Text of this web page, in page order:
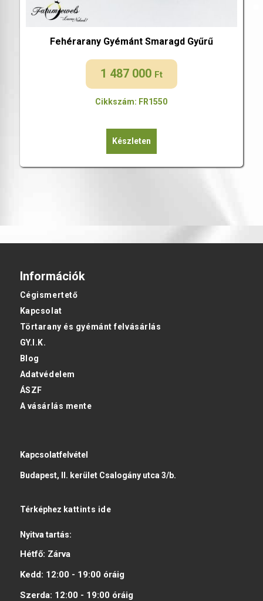
Fehérarany Gyémánt Smaragd Gyűrű
1 487 000 Ft
Cikkszám: FR1550
Készleten
Információk
Cégismertető
Kapcsolat
Törtarany és gyémánt felvásárlás
GY.I.K.
Blog
Adatvédelem
ÁSZF
A vásárlás mente
Kapcsolatfelvétel
Budapest, II. kerület Csalogány utca 3/b.
Térképhez kattints ide
Nyitva tartás:
Hétfő: Zárva
Kedd: 12:00 - 19:00 óráig
Szerda: 12:00 - 19:00 óráig